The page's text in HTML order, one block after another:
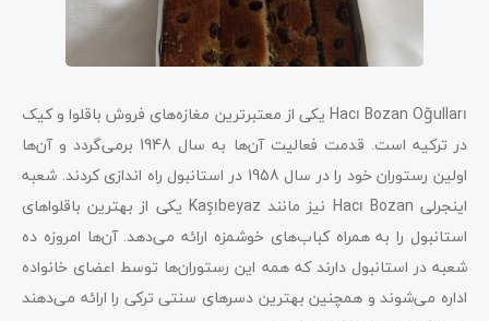
Hacı Bozan Oğulları یکی از معتبرترین مغازه‌های فروش باقلوا و کیک
در ترکیه است. قدمت فعالیت آن‌ها به سال 1948 برمی‌گردد و آن‌ها
اولین رستوران خود را در سال 1958 در استانبول راه اندازی کردند. شعبه
اینجرلی Hacı Bozan نیز مانند Kaşıbeyaz یکی از بهترین باقلواهای
استانبول را به همراه کباب‌های خوشمزه ارائه می‌دهد. آن‌ها امروزه ده
شعبه در استانبول دارند که همه این رستوران‌ها توسط اعضای خانواده
اداره می‌شوند و همچنین بهترین دسرهای سنتی ترکی را ارائه می‌دهند